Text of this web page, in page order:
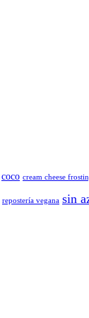
coco cream cheese
repostería vegana sin